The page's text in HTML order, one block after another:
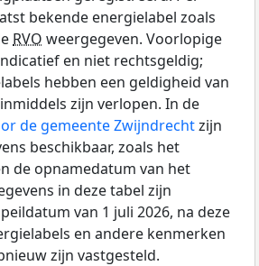
bekende energielabel zoals
RVO weergegeven. Voorlopige
en niet rechtsgeldig;
hebben een geldigheid van
zijn verlopen. In de
de gemeente Zwijndrechtzijn
beschikbaar, zoals het
de opnamedatum van het
in deze tabel zijn
van 1 juli 2026, na deze
en andere kenmerken
zijn vastgesteld.